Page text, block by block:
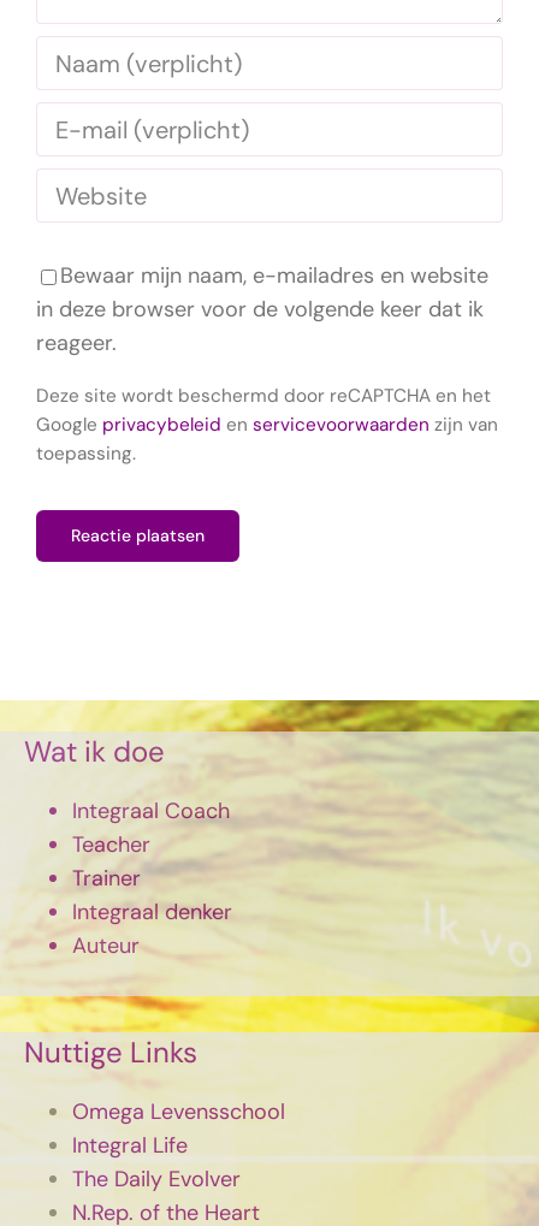
Bewaar mijn naam, e-mailadres en website
in deze browser voor de volgende keer dat ik
reageer.
Deze site wordt beschermd door reCAPTCHA en het
Google privacybeleid en servicevoorwaarden zijn van
toepassing.
Wat ik doe
Integraal Coach
Teacher
Trainer
Integraal denker
Auteur
Nuttige Links
Omega Levensschool
Integral Life
The Daily Evolver
N.Rep. of the Heart